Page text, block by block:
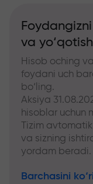
va
Hisob oching
foydani uch
bo‘ling.
Aksiya
hisoblar uchun
Tizim
va sizning
yordam beradi.
Barchasini